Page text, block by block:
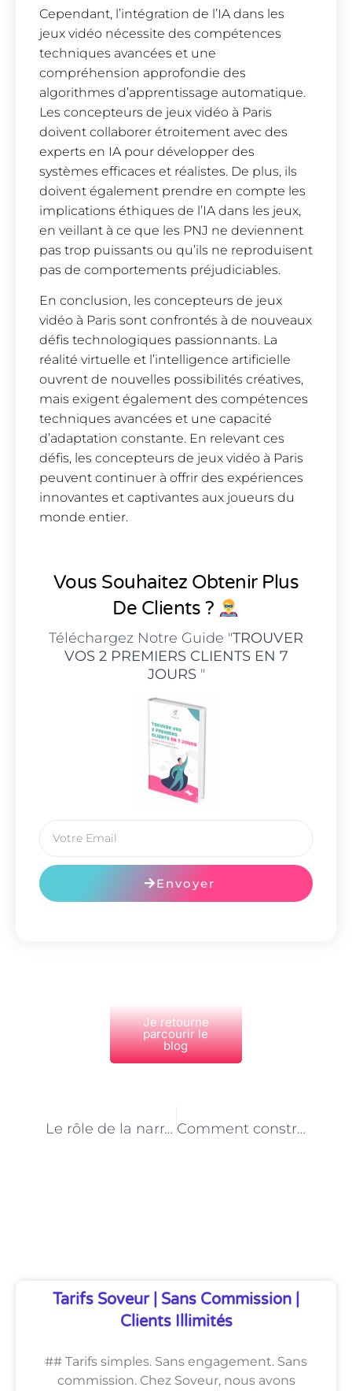
Cependant, l’intégration de l’IA dans les
jeux vidéo nécessite des compétences
techniques avancées et une
compréhension approfondie des
algorithmes d’apprentissage automatique.
Les concepteurs de jeux vidéo à Paris
doivent collaborer étroitement avec des
experts en IA pour développer des
systèmes efficaces et réalistes. De plus, ils
doivent également prendre en compte les
implications éthiques de l’IA dans les jeux,
en veillant à ce que les PNJ ne deviennent
pas trop puissants ou qu’ils ne reproduisent
pas de comportements préjudiciables.
En conclusion, les concepteurs de jeux
vidéo à Paris sont confrontés à de nouveaux
défis technologiques passionnants. La
réalité virtuelle et l’intelligence artificielle
ouvrent de nouvelles possibilités créatives,
mais exigent également des compétences
techniques avancées et une capacité
d’adaptation constante. En relevant ces
défis, les concepteurs de jeux vidéo à Paris
peuvent continuer à offrir des expériences
innovantes et captivantes aux joueurs du
monde entier.
Vous Souhaitez Obtenir Plus
De Clients ?
Téléchargez Notre Guide "TROUVER
VOS 2 PREMIERS CLIENTS EN 7
JOURS"
Envoyer
Je retourne
parcourir le
blog
Le rôle de la narration dans les jeux vidéo : le point de vue des concepteurs parisiens Comment construire une équipe efficace de concepteurs de jeux vidéo à Paris
Tarifs Soveur | Sans Commission |
Clients Illimités
## Tarifs simples. Sans engagement. Sans
commission. Chez Soveur, nous avons